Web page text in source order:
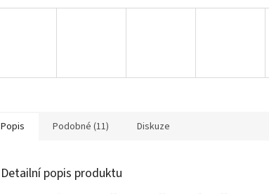
Popis Podobné (11) Diskuze
Detailní popis produktu